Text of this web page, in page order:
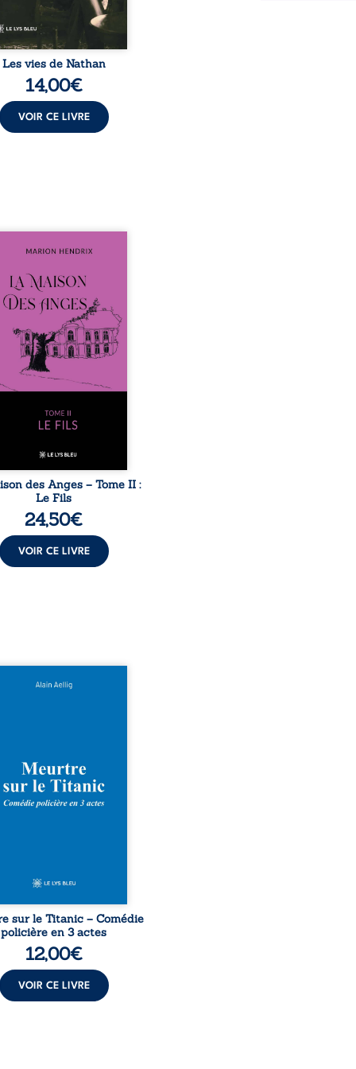
Les vies de Nathan
14,00€
VOIR CE LIVRE
sommes en 1979, soit 15
Anatole-Eustache.
devra affronter non
un inconnu qui rôde
du domaine et dont
le fidèle majordome,
les visites, le passé
d’Anatole-
la malédiction
mais aussi la toute-
de Gauthier. Mais
dompter cet enfant
avant qu’il ...
des Anges – Tome II :
Le Fils
24,50€
VOIR CE LIVRE
le naufrage n’avait pas
de l’Atlantique.
décennies plus tard, la
de l’épave fait
un secret que l’on
sur le Titanic – Comédie
policière en 3 actes
12,00€
VOIR CE LIVRE